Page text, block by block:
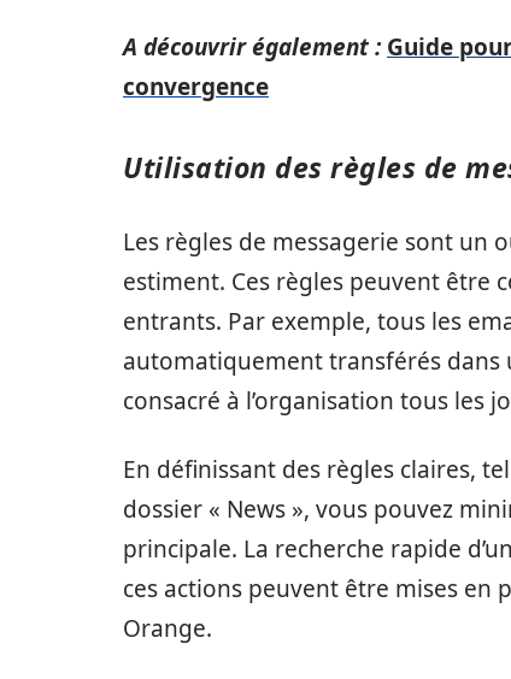
A découvrir également : Guide
convergence
Utilisation des règles de
Les règles de messagerie sont un
estiment. Ces règles peuvent être
entrants. Par exemple, tous les
automatiquement transférés dans
consacré à l’organisation tous les
En définissant des règles claires,
dossier « News », vous pouvez
principale. La recherche rapide
ces actions peuvent être mises en
Orange.